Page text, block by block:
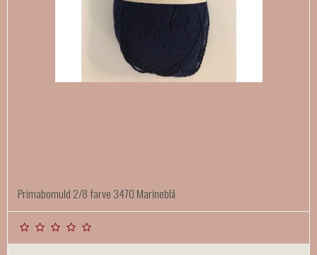
Primabomuld 2/8 farve 3470 Marineblå